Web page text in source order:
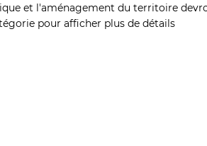
et l'aménagement du territoire
pour afficher plus de détails